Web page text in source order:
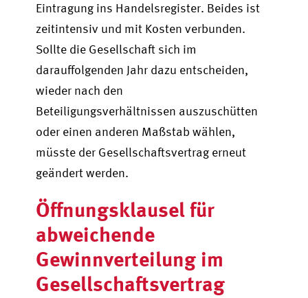
Eintragung ins Handelsregister. Beides ist
zeitintensiv und mit Kosten verbunden.
Sollte die Gesellschaft sich im
darauffolgenden Jahr dazu entscheiden,
wieder nach den
Beteiligungsverhältnissen auszuschütten
oder einen anderen Maßstab wählen,
müsste der Gesellschaftsvertrag erneut
geändert werden.
Öffnungsklausel für
abweichende
Gewinnverteilung im
Gesellschaftsvertrag